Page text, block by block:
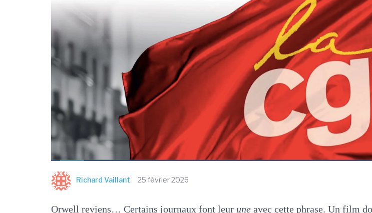
Richard Vaillant 25 février 2026
Orwell reviens… Certains journaux font leur une avec cette phrase. Un film